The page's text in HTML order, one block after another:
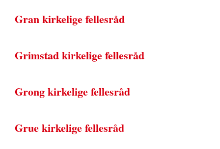
Gran kirkelige fellesråd
Grimstad kirkelige fellesråd
Grong kirkelige fellesråd
Grue kirkelige fellesråd